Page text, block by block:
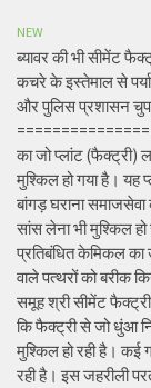
NEW
ब्यावर की भी सीमेंट
कचरे के इस्तेमाल से
और पुलिस प्रशासन चुप:
का जो प्लांट (फैक्ट्री)
मुश्किल हो गया है। यह
बांगड़ घराना समाजसेवा
सांस लेना भी मुश्किल
प्रतिबंधित केमिकल
वाले पत्थरों को बरीक
समूह श्री सीमेंट
कि फैक्ट्री से जो धुंआ
मुश्किल हो रही है। कई
रही है। इस जहरीली